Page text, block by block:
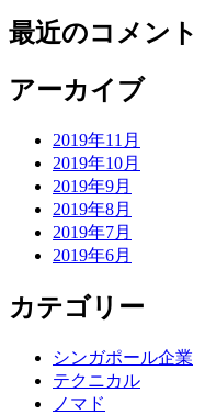
最近のコメント
アーカイブ
2019年11月
2019年10月
2019年9月
2019年8月
2019年7月
2019年6月
カテゴリー
シンガポール企業
テクニカル
ノマド